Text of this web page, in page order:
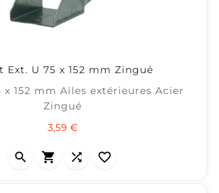
Ext. U 75 x 152 mm Zingué
extérieures Acier
Zingué
3,59 €Prix
   